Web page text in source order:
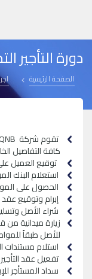
دورة التأجير
الصفحة الرئيسية
كافة التفاصيل
توقيع العميل
استعلام البنك
الحصول على
إبرام وتوقيع عقد
شراء الأصل
زيارة ميدانية
للأصل طبقاً
استلام
تفعيل عقد
سداد المستأجر